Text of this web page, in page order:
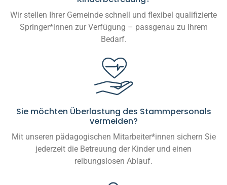
Wir stellen Ihrer Gemeinde schnell und flexibel qualifizierte
Springer*innen zur Verfügung – passgenau zu Ihrem
Bedarf.
Sie möchten Überlastung des Stammpersonals
vermeiden?
Mit unseren pädagogischen Mitarbeiter*innen sichern Sie
jederzeit die Betreuung der Kinder und einen
reibungslosen Ablauf.